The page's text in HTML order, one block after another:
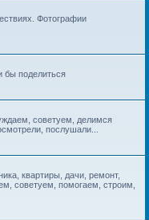
Фотографии
бы поделиться
советуем, делимся
послушали...
квартиры, дачи, ремонт,
советуем, помогаем, строим,